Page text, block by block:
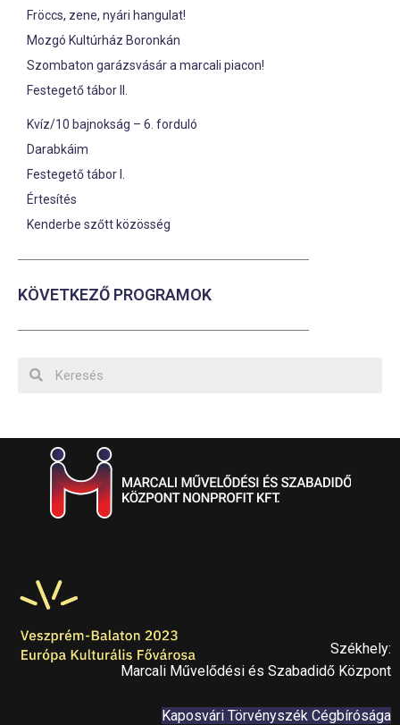
Fröccs, zene, nyári hangulat!
Mozgó Kultúrház Boronkán
Szombaton garázsvásár a marcali piacon!
Festegető tábor II.
Kvíz/10 bajnokság – 6. forduló
Darabkáim
Festegető tábor I.
Értesítés
Kenderbe szőtt közösség
KÖVETKEZŐ PROGRAMOK
Székhely:
Marcali Művelődési és Szabadidő Központ
Kaposvári Törvényszék Cégbírósága